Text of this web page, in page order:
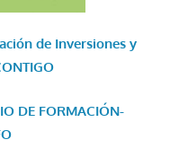
de Inversiones y
DE FORMACIÓN-